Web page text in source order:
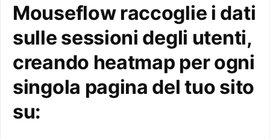
Mouseflow raccoglie i dati
sulle sessioni degli utenti,
creando heatmap per ogni
singola pagina del tuo sito
su: